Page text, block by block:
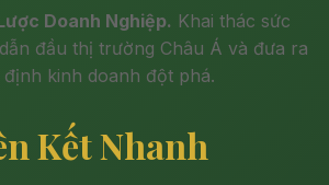
Doanh Nghiệp. Khai thác sức
đầu thị trường Châu Á và đưa ra
định kinh doanh đột phá.
Kết Nhanh